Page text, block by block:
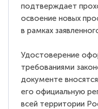
подтверждает
освоение новых
в рамках
Удостоверение
требованиями
документе
его официальную
всей территории